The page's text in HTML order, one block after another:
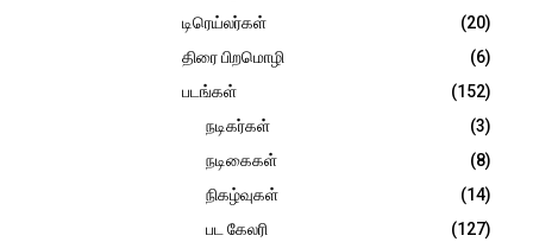
டிரெய்லர்கள்
(20)
திரை பிறமொழி
(6)
படங்கள்
(152)
நடிகர்கள்
(3)
நடிகைகள்
(8)
நிகழ்வுகள்
(14)
பட கேலரி
(127)